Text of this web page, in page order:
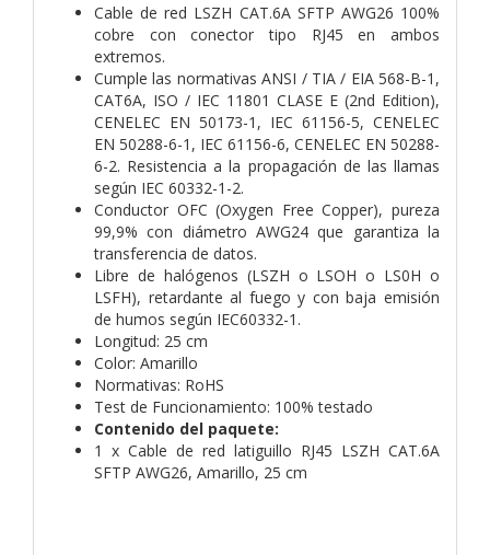
Cable de red LSZH CAT.6A SFTP AWG26 100%
cobre con conector tipo RJ45 en ambos
extremos.
Cumple las normativas ANSI / TIA / EIA 568-B-1,
CAT6A, ISO / IEC 11801 CLASE E (2nd Edition),
CENELEC EN 50173-1, IEC 61156-5, CENELEC
EN 50288-6-1, IEC 61156-6, CENELEC EN 50288-
6-2. Resistencia a la propagación de las llamas
según IEC 60332-1-2.
Conductor OFC (Oxygen Free Copper), pureza
99,9% con diámetro AWG24 que garantiza la
transferencia de datos.
Libre de halógenos (LSZH o LSOH o LS0H o
LSFH), retardante al fuego y con baja emisión
de humos según IEC60332-1.
Longitud: 25 cm
Color: Amarillo
Normativas: RoHS
Test de Funcionamiento: 100% testado
Contenido del paquete:
1 x Cable de red latiguillo RJ45 LSZH CAT.6A
SFTP AWG26, Amarillo, 25 cm